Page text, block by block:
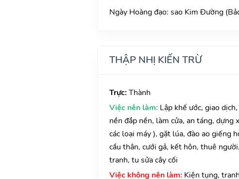
Ngày Hoàng đạo: sao Kim Đường
THẬP NHỊ KIẾN TRỪ
Trực: Thành
Việc nên làm: Lập khế ước, giao
nền đắp nền, làm cửa, an táng, dựng
các loại máy ), gặt lúa, đào ao giếng
cầu thân, cưới gả, kết hôn, thuê
tranh, tu sửa cây cối
Việc không nên làm: Kiện tụng,